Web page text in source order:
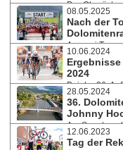
Bestehen und schreibt
Sportgeschichte.
Der
Dolomitenradrundfahrt am
über seinen ersten Sieg in
siegte bei den Damen.
SuperGiroDolomiti mit
Belgierin Ils van der
08.05.2025
Nach der
An zwei
über die Strecken, auf
Dolomitenradrundfahrt
führen. Mit dem wohl
nächste Radhighlight in
Amateur-Radsportler an.
10.06.2024
2024
Bei der 36.
Dolomiten in Osttirol
Kuen kürte sich mit
Rekordsieger und die
Vorjahressieg, sie stellte
28.05.2024
36.
Johnny
Am Sonntag,
älteste Radmarathon
und 1.870 Höhenmeter
12.06.2023
Tag der